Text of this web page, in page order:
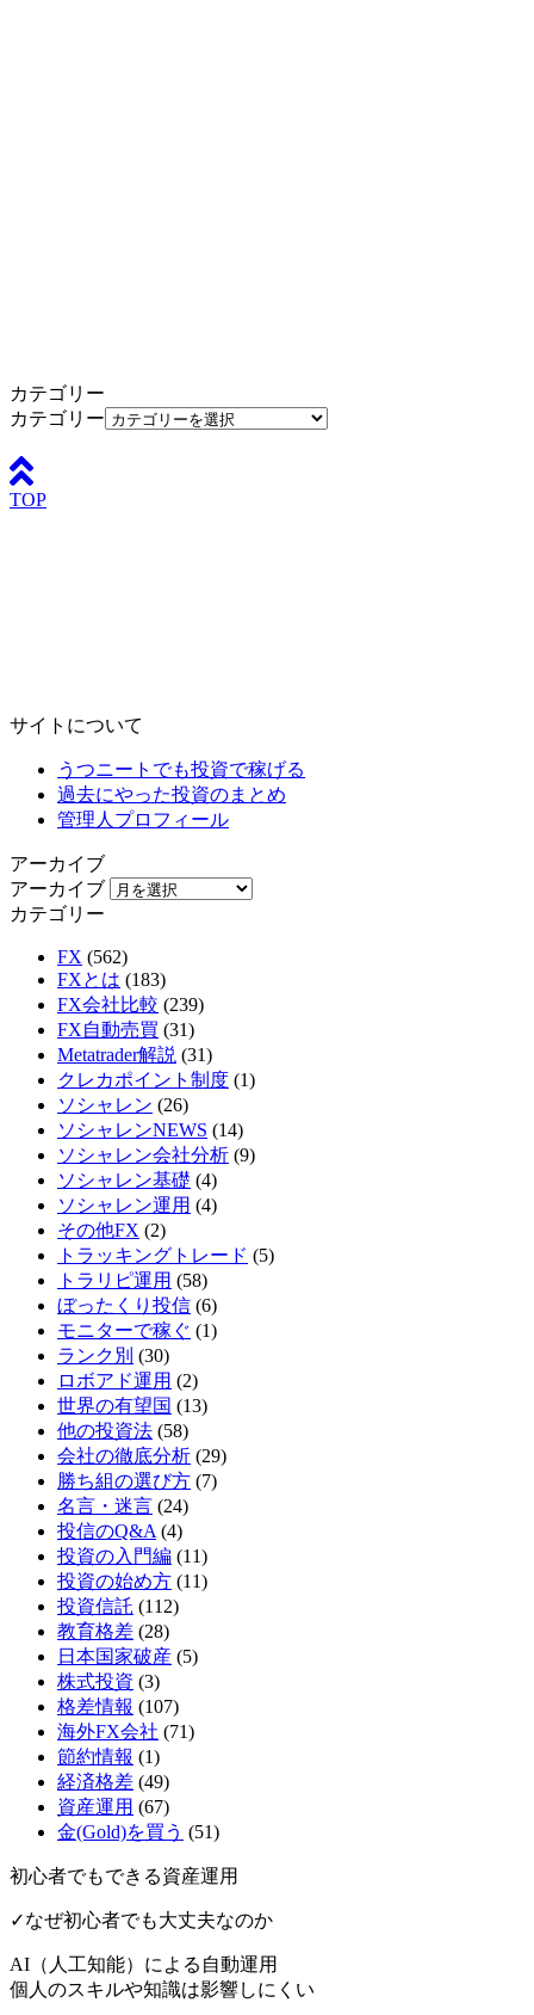
カテゴリー
カテゴリー
TOP
サイトについて
うつニートでも投資で稼げる
過去にやった投資のまとめ
管理人プロフィール
アーカイブ
アーカイブ
カテゴリー
FX (562)
FXとは (183)
FX会社比較 (239)
FX自動売買 (31)
Metatrader解説 (31)
クレカポイント制度 (1)
ソシャレン (26)
ソシャレンNEWS (14)
ソシャレン会社分析 (9)
ソシャレン基礎 (4)
ソシャレン運用 (4)
その他FX (2)
トラッキングトレード (5)
トラリピ運用 (58)
ぼったくり投信 (6)
モニターで稼ぐ (1)
ランク別 (30)
ロボアド運用 (2)
世界の有望国 (13)
他の投資法 (58)
会社の徹底分析 (29)
勝ち組の選び方 (7)
名言・迷言 (24)
投信のQ&A (4)
投資の入門編 (11)
投資の始め方 (11)
投資信託 (112)
教育格差 (28)
日本国家破産 (5)
株式投資 (3)
格差情報 (107)
海外FX会社 (71)
節約情報 (1)
経済格差 (49)
資産運用 (67)
金(Gold)を買う (51)
初心者でもできる資産運用
✓なぜ初心者でも大丈夫なのか
AI（人工知能）による 自動運用
個人のスキルや知識は影響しにくい